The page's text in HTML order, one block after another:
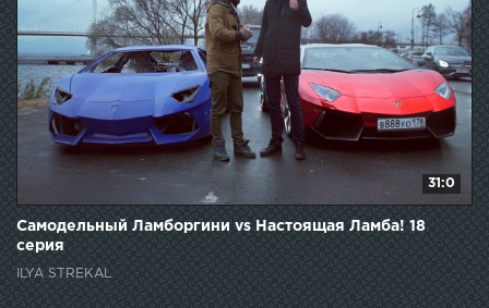
31:0
Самодельный Ламборгини vs Настоящая Ламба! 18
серия
ILYA STREKAL